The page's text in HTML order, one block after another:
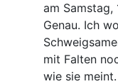
am Samstag,
Genau. Ich
mit Falten
wie sie